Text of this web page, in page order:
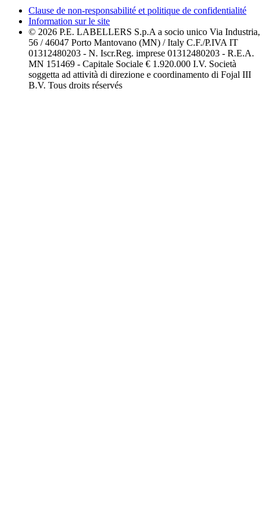
Clause de non-responsabilité et politique de confidentialité
Information sur le site
© 2026 P.E. LABELLERS S.p.A a socio unico Via Industria,
56 / 46047 Porto Mantovano (MN) / Italy C.F./P.IVA IT
01312480203 - N. Iscr.Reg. imprese 01312480203 - R.E.A.
MN 151469 - Capitale Sociale € 1.920.000 I.V. Società
soggetta ad attività di direzione e coordinamento di Fojal III
B.V. Tous droits réservés